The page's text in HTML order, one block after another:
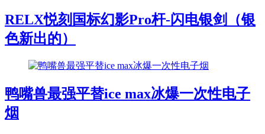
RELX悦刻国标幻影Pro杆-闪电银剑（银
色新出的）
鸭嘴兽最强平替ice max冰爆一次性电子
烟